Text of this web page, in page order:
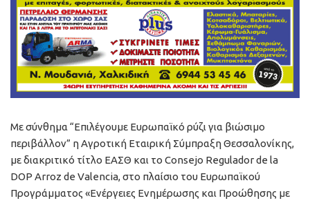
Με σύνθημα “Επιλέγουμε Ευρωπαϊκό ρύζι για βιώσιμο
περιβάλλον” η Αγροτική Εταιρική Σύμπραξη Θεσσαλονίκης,
με διακριτικό τίτλο ΕΑΣΘ και το Consejo Regulador de la
DOP Arroz de Valencia, στο πλαίσιο του Ευρωπαϊκού
Προγράμματος «Ενέργειες Ενημέρωσης και Προώθησης με